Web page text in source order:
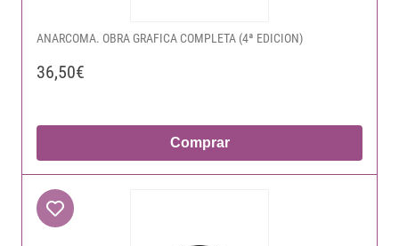
ANARCOMA. OBRA GRAFICA COMPLETA (4ª EDICION)
36,50€
Comprar